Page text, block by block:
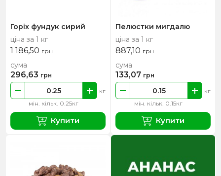
Горіх фундук сирий
ціна за 1 кг
1 186,50 грн
мін. кільк. 0.25кг
кг
сума
296,63 грн
Купити
Пелюстки мигдалю
ціна за 1 кг
887,10 грн
мін. кільк. 0.15кг
кг
сума
133,07 грн
Купити